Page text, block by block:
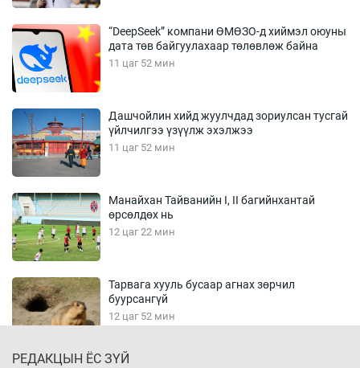
“DeepSeek” компани ӨМӨЗО-д хиймэл оюуны
дата төв байгуулахаар төлөвлөж байна
11 цаг 52 мин
Дашчойлин хийд жуулчдад зориулсан тусгай
үйлчилгээ үзүүлж эхэлжээ
11 цаг 52 мин
Манайхан Тайванийн I, II багийнхантай
өрсөлдөх нь
12 цаг 22 мин
Тарвага хууль бусаар агнах зөрчил
буурсангүй
12 цаг 52 мин
РЕДАКЦЫН ЁС ЗҮЙ